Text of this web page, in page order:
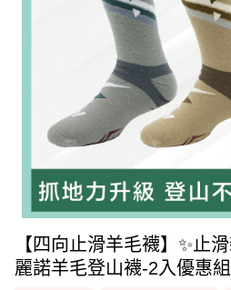
【四向止滑羊毛襪】✨止
麗諾羊毛登山襪-2入優惠